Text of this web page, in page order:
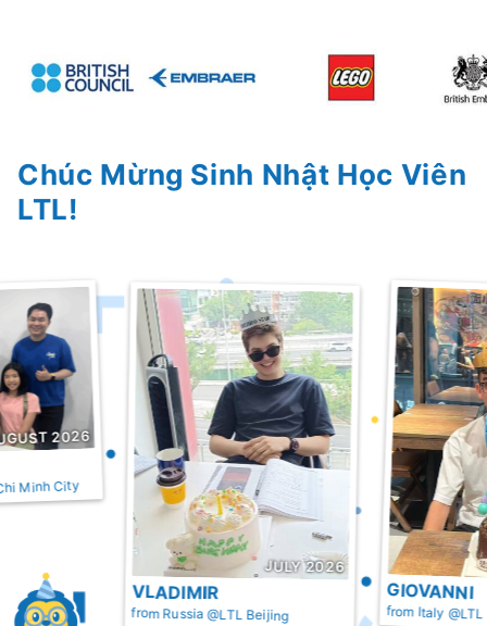
Chúc Mừng Sinh Nhật Học Viên
LTL!
@LTL Beijing
JULY 2026
from Italy @LTL Beijing
JULY 2026